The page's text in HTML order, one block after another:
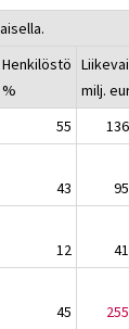
Henkilöstö
%
milj.
55
43
12
45